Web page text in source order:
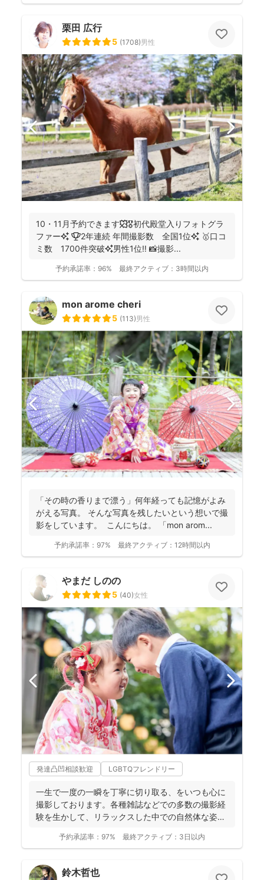
栗田 広行
5 (1708)男性
10・11月予約できます🍁🎖初代殿堂入りフォトグラ
ファー✨ 🏆2年連続 年間撮影数 全国1位✨ 🥇口コ
ミ数 1700件突破✨男性1位‼️ 📸撮影...
予約承諾率： 96% 最終アクティブ： 3時間以内
mon arome cheri
5 (113)男性
「その時の香りまで漂う」何年経っても記憶がよみ
がえる写真。 そんな写真を残したいという想いで撮
影をしています。 こんにちは。 「mon arom...
予約承諾率： 97% 最終アクティブ： 12時間以内
やまだ しのの
5 (40)女性
発達凸凹相談歓迎 LGBTQフレンドリー
一生で一度の一瞬を丁寧に切り取る、をいつも心に
撮影しております。各種雑誌などでの多数の撮影経
験を生かして、リラックスした中での自然体な姿の
予約承諾率： 97% 最終アクティブ： 3日以内
鈴木哲也